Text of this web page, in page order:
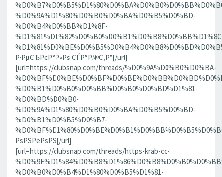
%D0%9A%D1%80%D0%B0%D0%BA%D0%B5%D0%BD-
%D0%B4%D0%BB%D1%8F-
Р·РµСЂРєР°Р»Рѕ СЃР°Р№С‚Р°[/url]
[url=https://clubsnap.com/threads/%D0%9A%D0%B0%D0%BA-
%D0%B1%D0%B0%D0%BB%D0%B0%D0%BD%D1%81-
%D0%BD%D0%B0-
%D0%9A%D1%80%D0%B0%D0%BA%D0%B5%D0%BD-
%D0%B1%D0%B5%D0%B7-
РѕРЅРёРѕРЅ[/url]
[url=https://clubsnap.com/threads/https-krab-cc-
%D0%B0%D0%B4%D1%80%D0%B5%D1%81-